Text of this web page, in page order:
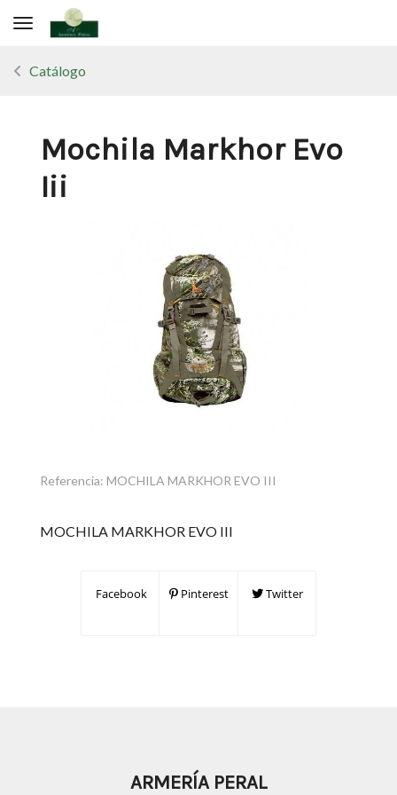
Toggle navigation
Catálogo
Mochila Markhor Evo
Iii
Referencia: MOCHILA MARKHOR EVO III
MOCHILA MARKHOR EVO III
Facebook Pinterest Twitter
ARMERÍA PERAL